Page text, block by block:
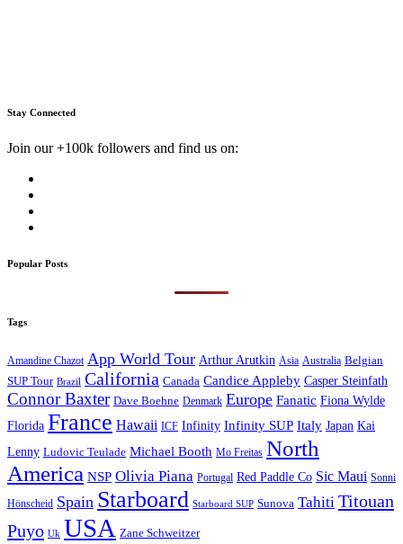
Stay Connected
Join our +100k followers and find us on:
Popular Posts
Tags
Amandine Chazot App World Tour Arthur Arutkin Asia Australia Belgian
SUP Tour Brazil California Canada Candice Appleby Casper Steinfath
Connor Baxter Dave Boehne Denmark Europe Fanatic Fiona Wylde
Florida France Hawaii ICF Infinity Infinity SUP Italy Japan Kai
Lenny Ludovic Teulade Michael Booth Mo Freitas North
America NSP Olivia Piana Portugal Red Paddle Co Sic Maui Sonni
Hönscheid Spain Starboard Starboard SUP Sunova Tahiti Titouan
Puyo Uk USA Zane Schweitzer